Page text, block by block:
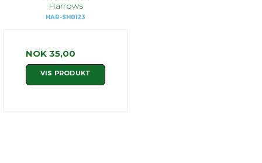
Harrows
HAR-SH0123
NOK 35,00
VIS PRODUKT